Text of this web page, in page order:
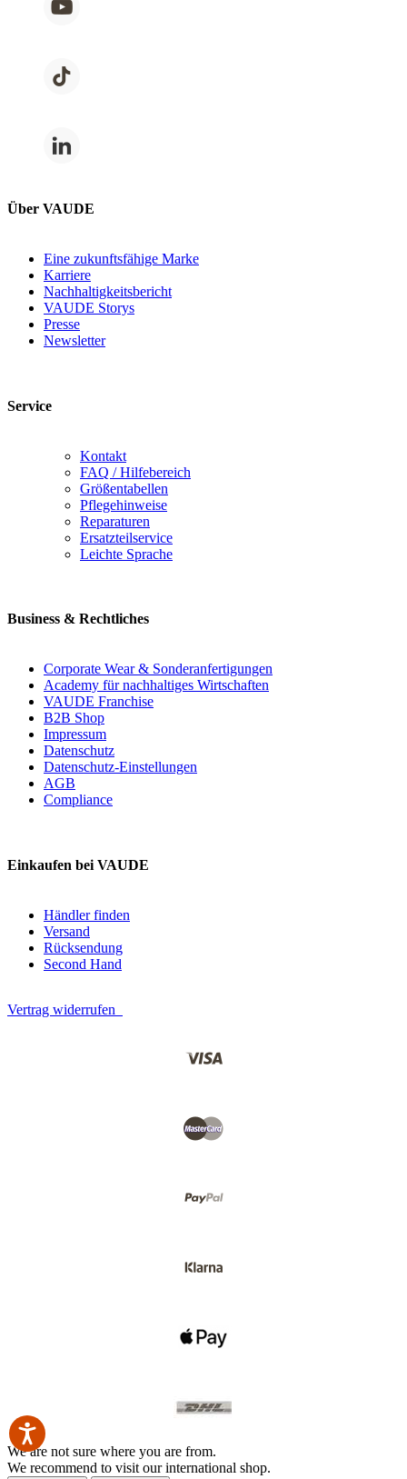
Über VAUDE
Eine zukunftsfähige Marke
Karriere
Nachhaltigkeitsbericht
VAUDE Storys
Presse
Newsletter
Service
Kontakt
FAQ / Hilfebereich
Größentabellen
Pflegehinweise
Reparaturen
Ersatzteilservice
Leichte Sprache
Business & Rechtliches
Corporate Wear & Sonderanfertigungen
Academy für nachhaltiges Wirtschaften
VAUDE Franchise
B2B Shop
Impressum
Datenschutz
Datenschutz-Einstellungen
AGB
Compliance
Einkaufen bei VAUDE
Händler finden
Versand
Rücksendung
Second Hand
Vertrag widerrufen
We are not sure where you are from.
We recommend to visit our international shop.